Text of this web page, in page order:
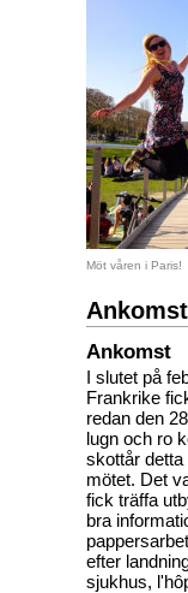
Möt våren i Paris!
Ankomst
I slutet på
Frankrike
redan den
lugn och ro
skottår
mötet. Det
fick träffa
bra
efter
sjukhus,